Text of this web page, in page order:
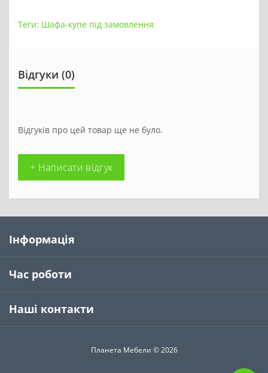
Теги: Шафа-купе під замовлення
Відгуки (0)
Відгуків про цей товар ще не було.
+ Написати відгук
Інформація
Час роботи
Наші контакти
Планета Мебели © 2026